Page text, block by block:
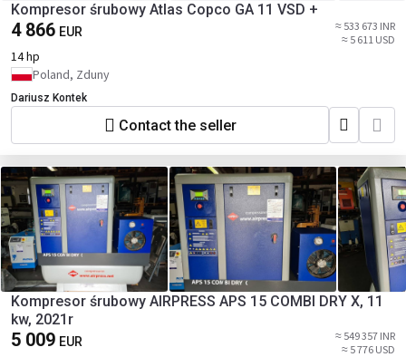
Kompresor śrubowy Atlas Copco GA 11 VSD +
4 866 EUR
≈ 533 673 INR
≈ 5 611 USD
14 hp
Poland, Zduny
Dariusz Kontek
Contact the seller
Kompresor śrubowy AIRPRESS APS 15 COMBI DRY X, 11
kw, 2021r
5 009 EUR
≈ 549 357 INR
≈ 5 776 USD